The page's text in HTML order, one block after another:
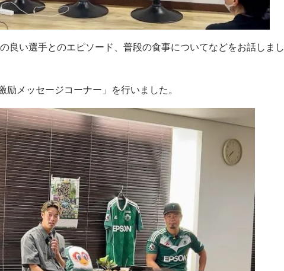
良い選手とのエピソード、普段の食事についてなどをお話しまし
メッセージコーナー」を行いました。